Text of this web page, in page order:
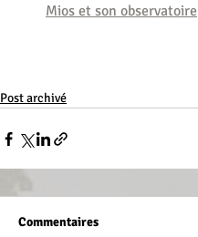
Mios et son observatoire
Post archivé
Commentaires